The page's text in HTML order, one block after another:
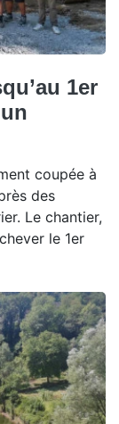
1er
coupée à
des
Le chantier,
le 1er